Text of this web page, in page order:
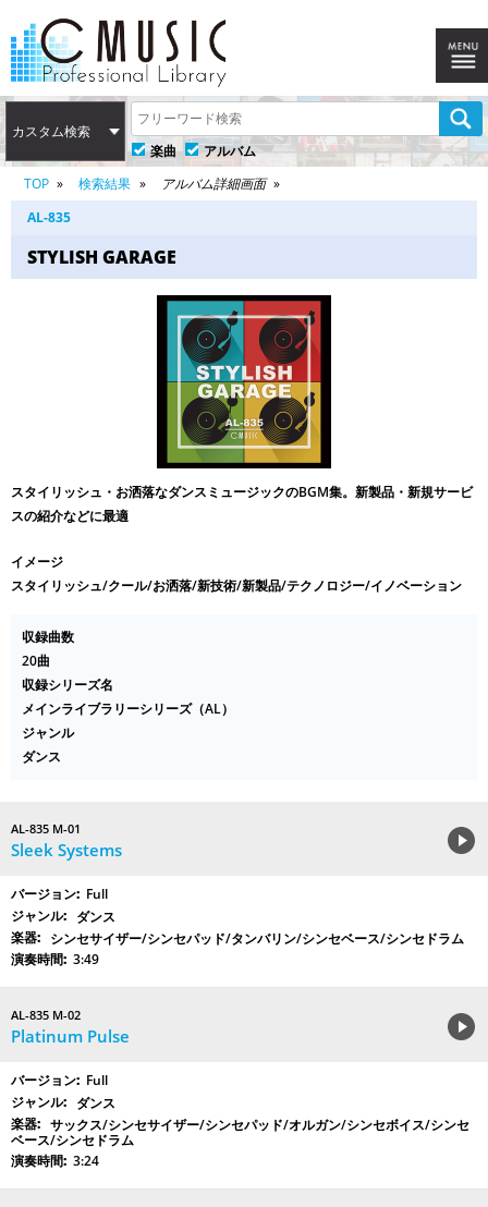
カスタム検索
楽曲
アルバム
TOP
検索結果
アルバム詳細画面
AL-835
STYLISH GARAGE
スタイリッシュ・お洒落なダンスミュージックのBGM集。新製品・新規サービ
スの紹介などに最適
イメージ
スタイリッシュ/クール/お洒落/新技術/新製品/テクノロジー/イノベーション
収録曲数
20曲
収録シリーズ名
メインライブラリーシリーズ（AL）
ジャンル
ダンス
AL-835 M-01
Sleek Systems
Full
ダンス
シンセサイザー/シンセパッド/タンバリン/シンセベース/シンセドラム
3:49
AL-835 M-02
Platinum Pulse
Full
ダンス
サックス/シンセサイザー/シンセパッド/オルガン/シンセボイス/シンセ
ベース/シンセドラム
3:24